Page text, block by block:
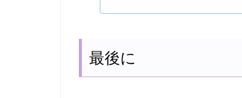
最後に